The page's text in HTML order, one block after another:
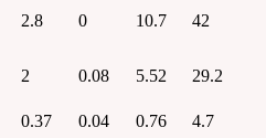
2.8 0 10.7 42
2 0.08 5.52 29.2
0.37 0.04 0.76 4.7